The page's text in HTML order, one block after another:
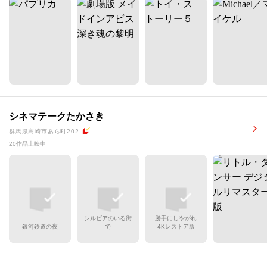
シネマテークたかさき
群馬県高崎市あら町202
20作品上映中
銀河鉄道の夜
シルビアのいる街
で
勝手にしやがれ
4Kレストア版